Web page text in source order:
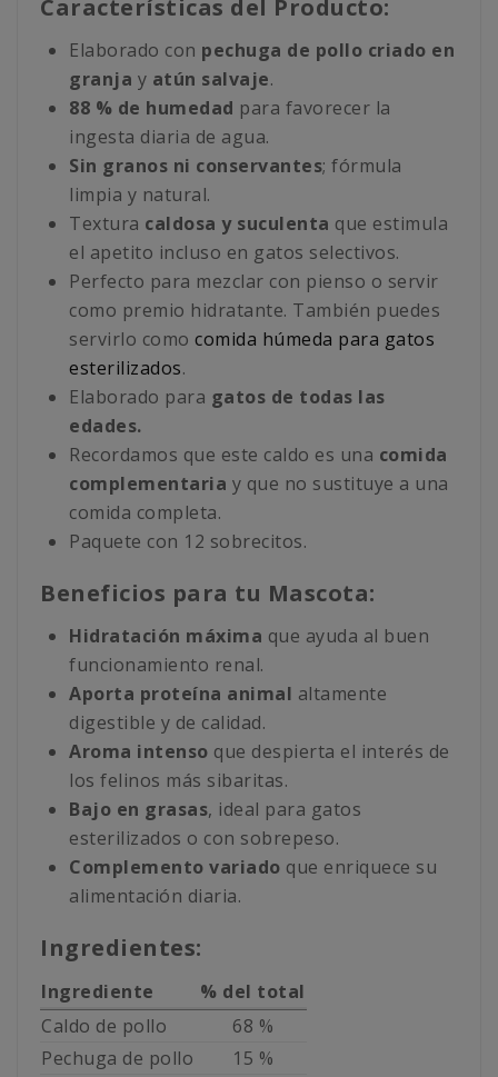
Características del Producto:
Elaborado con pechuga de pollo criado en
granja y atún salvaje.
88 % de humedad para favorecer la
ingesta diaria de agua.
Sin granos ni conservantes; fórmula
limpia y natural.
Textura caldosa y suculenta que estimula
el apetito incluso en gatos selectivos.
Perfecto para mezclar con pienso o servir
como premio hidratante. También puedes
servirlo como comida húmeda para gatos
esterilizados.
Elaborado para gatos de todas las
edades.
Recordamos que este caldo es una comida
complementaria y que no sustituye a una
comida completa.
Paquete con 12 sobrecitos.
Beneficios para tu Mascota:
Hidratación máxima que ayuda al buen
funcionamiento renal.
Aporta proteína animal altamente
digestible y de calidad.
Aroma intenso que despierta el interés de
los felinos más sibaritas.
Bajo en grasas, ideal para gatos
esterilizados o con sobrepeso.
Complemento variado que enriquece su
alimentación diaria.
Ingredientes:
Ingrediente
% del total
Caldo de pollo
68 %
Pechuga de pollo
15 %